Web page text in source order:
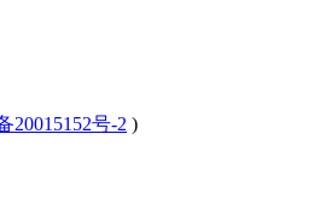
20015152号-2 )